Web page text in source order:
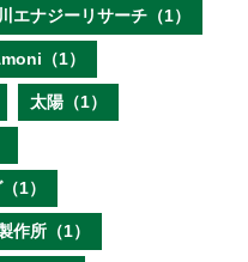
エナジーリサーチ（1）
（1）
太陽（1）
1）
作所（1）